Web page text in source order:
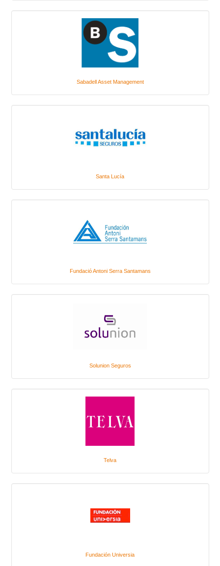
Sabadell Asset Management
Santa Lucía
Fundació Antoni Serra Santamans
Solunion Seguros
Telva
Fundación Universia